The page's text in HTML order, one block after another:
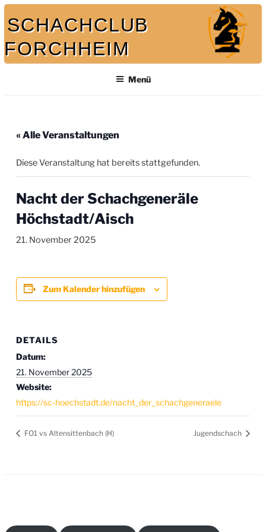
Zum
Inhalt
springen
SCHACHCLUB
FORCHHEIM
Menü
« Alle Veranstaltungen
Diese Veranstaltung hat bereits stattgefunden.
Nacht der Schachgeneräle
Höchstadt/Aisch
21. November 2025
Zum Kalender hinzufügen
DETAILS
Datum:
21. November 2025
Website:
https://sc-hoechstadt.de/nacht_der_schachgeneraele
FO1 vs Altensittenbach (H) Jugendschach